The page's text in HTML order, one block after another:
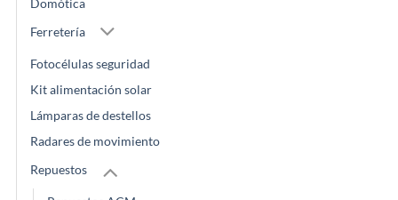
Domótica
Ferretería
Fotocélulas seguridad
Kit alimentación solar
Lámparas de destellos
Radares de movimiento
Repuestos